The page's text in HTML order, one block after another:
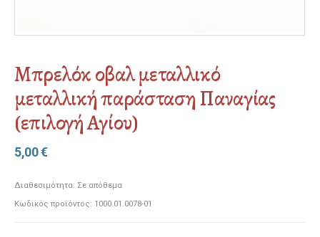
Μπρελόκ οβαλ μεταλλικό
μεταλλική παράσταση Παναγίας
(επιλογή Αγίου)
5,00€
Διαθεσιμότητα: Σε απόθεμα
Κωδικός προϊόντος: 1000.01.0078-01